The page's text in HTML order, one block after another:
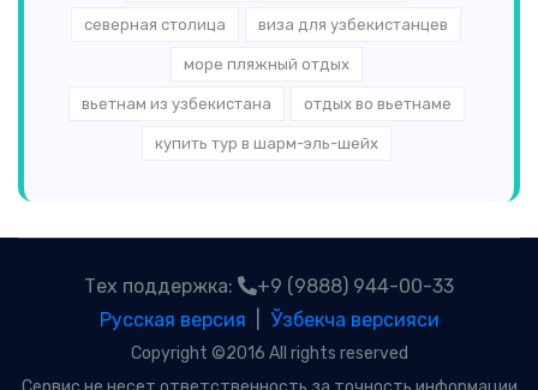
северная столица виза для узбекистанцев
море пляжный отдых
вьетнам из узбекистана отдых во вьетнаме
купить тур в шарм-эль-шейх
Тех поддержка:
+9 (9888) 944-00-33
Русская версия
Ўзбекча версияси
Copyright ©2016 All rights reserved